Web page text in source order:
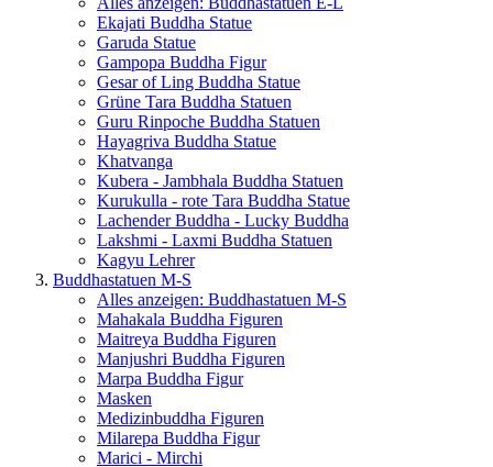
Ekajati Buddha Statue
Garuda Statue
Gampopa Buddha Figur
Gesar of Ling Buddha Statue
Grüne Tara Buddha Statuen
Guru Rinpoche Buddha Statuen
Hayagriva Buddha Statue
Khatvanga
Kubera - Jambhala Buddha Statuen
Kurukulla - rote Tara Buddha Statue
Lachender Buddha - Lucky Buddha
Lakshmi - Laxmi Buddha Statuen
Kagyu Lehrer
Buddhastatuen M-S
Alles anzeigen: Buddhastatuen M-S
Mahakala Buddha Figuren
Maitreya Buddha Figuren
Manjushri Buddha Figuren
Marpa Buddha Figur
Masken
Medizinbuddha Figuren
Milarepa Buddha Figur
Marici - Mirchi